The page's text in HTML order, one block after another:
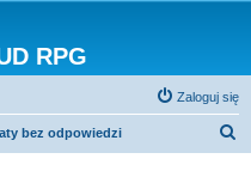
RPG
Zaloguj się
bez odpowiedzi